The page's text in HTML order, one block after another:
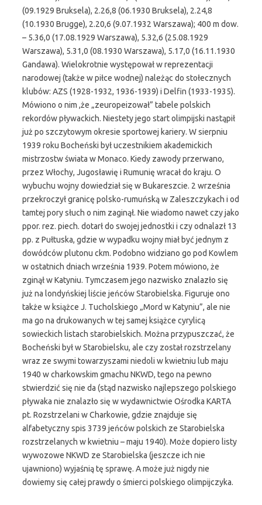
(09.1929 Bruksela), 2.26,8 (06.1930 Bruksela), 2.24,8
(10.1930 Brugge), 2.20,6 (9.07.1932 Warszawa); 400 m dow.
– 5.36,0 (17.08.1929 Warszawa), 5.32,6 (25.08.1929
Warszawa), 5.31,0 (08.1930 Warszawa), 5.17,0 (16.11.1930
Gandawa). Wielokrotnie występował w reprezentacji
narodowej (także w piłce wodnej) należąc do stołecznych
klubów: AZS (1928-1932, 1936-1939) i Delfin (1933-1935).
Mówiono o nim ,że „zeuropeizował” tabele polskich
rekordów pływackich. Niestety jego start olimpijski nastąpił
już po szczytowym okresie sportowej kariery. W sierpniu
1939 roku Bocheński był uczestnikiem akademickich
mistrzostw świata w Monaco. Kiedy zawody przerwano,
przez Włochy, Jugosławię i Rumunię wracał do kraju. O
wybuchu wojny dowiedział się w Bukareszcie. 2 września
przekroczył granicę polsko-rumuńską w Zaleszczykach i od
tamtej pory słuch o nim zaginął. Nie wiadomo nawet czy jako
ppor. rez. piech. dotarł do swojej jednostki i czy odnalazł 13
pp. z Pułtuska, gdzie w wypadku wojny miał być jednym z
dowódców plutonu ckm. Podobno widziano go pod Kowlem
w ostatnich dniach września 1939. Potem mówiono, że
zginął w Katyniu. Tymczasem jego nazwisko znalazło się
już na londyńskiej liście jeńców Starobielska. Figuruje ono
także w książce J. Tucholskiego „Mord w Katyniu”, ale nie
ma go na drukowanych w tej samej książce cyrylicą
sowieckich listach starobielskich. Można przypuszczać, że
Bocheński był w Starobielsku, ale czy został rozstrzelany
wraz ze swymi towarzyszami niedoli w kwietniu lub maju
1940 w charkowskim gmachu NKWD, tego na pewno
stwierdzić się nie da (stąd nazwisko najlepszego polskiego
pływaka nie znalazło się w wydawnictwie Ośrodka KARTA
pt. Rozstrzelani w Charkowie, gdzie znajduje się
alfabetyczny spis 3739 jeńców polskich ze Starobielska
rozstrzelanych w kwietniu – maju 1940). Może dopiero listy
wywozowe NKWD ze Starobielska (jeszcze ich nie
ujawniono) wyjaśnią tę sprawę. A może już nigdy nie
dowiemy się całej prawdy o śmierci polskiego olimpijczyka.